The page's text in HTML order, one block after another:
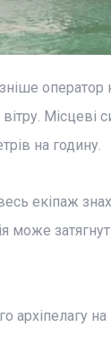
на годину.
екіпаж
може